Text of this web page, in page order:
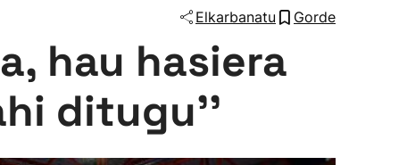
Elkarbanatu Gorde
hau hasiera
ditugu''